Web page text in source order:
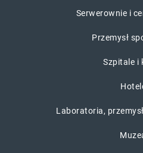
Serwerownie i
Przemysł
Szpitale i
Laboratoria,